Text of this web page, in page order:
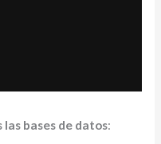
bases de datos: